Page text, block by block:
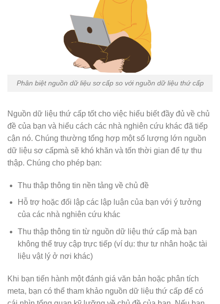
Phân biệt nguồn dữ liệu sơ cấp so với nguồn dữ liệu thứ cấp
Nguồn dữ liệu thứ cấp tốt cho việc hiểu biết đầy đủ về chủ
đề của bạn và hiểu cách các nhà nghiên cứu khác đã tiếp
cận nó. Chúng thường tổng hợp một số lượng lớn nguồn
dữ liệu sơ cấpmà sẽ khó khăn và tốn thời gian để tự thu
thập. Chúng cho phép bạn:
Thu thập thông tin nền tảng về chủ đề
Hỗ trợ hoặc đối lập các lập luận của bạn với ý tưởng
của các nhà nghiên cứu khác
Thu thập thông tin từ nguồn dữ liệu thứ cấp mà bạn
không thể truy cập trực tiếp (ví dụ: thư tư nhân hoặc tài
liệu vật lý ở nơi khác)
Khi bạn tiến hành một đánh giá văn bản hoặc phân tích
meta, bạn có thể tham khảo nguồn dữ liệu thứ cấp để có